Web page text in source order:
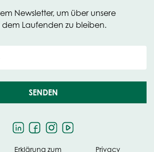
Newsletter, um über unsere
Laufenden zu bleiben.
SENDEN
Erklärung zum Privacy